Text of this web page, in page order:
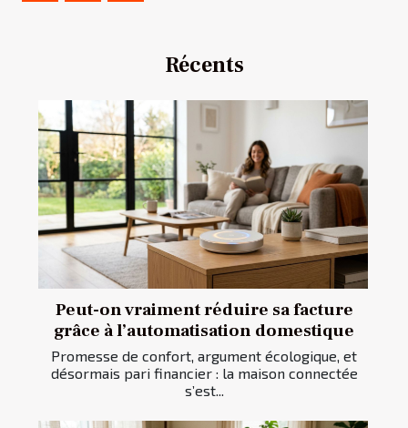
Récents
Peut-on vraiment réduire sa facture
grâce à l’automatisation domestique
Promesse de confort, argument écologique, et
désormais pari financier : la maison connectée
s’est...